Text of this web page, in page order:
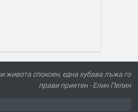
живота спокоен, една хубава лъжа го
прави приятен - Елин Пелин